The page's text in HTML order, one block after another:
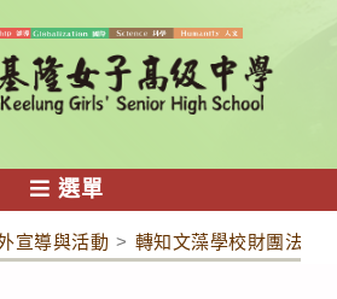
選單
宣導與活動 > 轉知文藻學校財團法人